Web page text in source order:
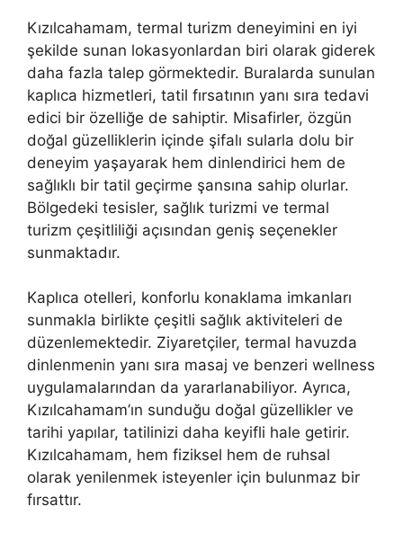
Kızılcahamam, termal turizm deneyimini en iyi
şekilde sunan lokasyonlardan biri olarak giderek
daha fazla talep görmektedir. Buralarda sunulan
kaplıca hizmetleri, tatil fırsatının yanı sıra tedavi
edici bir özelliğe de sahiptir. Misafirler, özgün
doğal güzelliklerin içinde şifalı sularla dolu bir
deneyim yaşayarak hem dinlendirici hem de
sağlıklı bir tatil geçirme şansına sahip olurlar.
Bölgedeki tesisler, sağlık turizmi ve termal
turizm çeşitliliği açısından geniş seçenekler
sunmaktadır.
Kaplıca otelleri, konforlu konaklama imkanları
sunmakla birlikte çeşitli sağlık aktiviteleri de
düzenlemektedir. Ziyaretçiler, termal havuzda
dinlenmenin yanı sıra masaj ve benzeri wellness
uygulamalarından da yararlanabiliyor. Ayrıca,
Kızılcahamam’ın sunduğu doğal güzellikler ve
tarihi yapılar, tatilinizi daha keyifli hale getirir.
Kızılcahamam, hem fiziksel hem de ruhsal
olarak yenilenmek isteyenler için bulunmaz bir
fırsattır.